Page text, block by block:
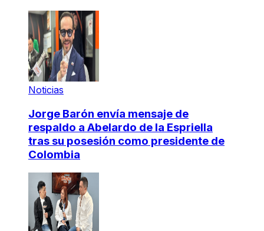
Noticias
Jorge Barón envía mensaje de
respaldo a Abelardo de la Espriella
tras su posesión como presidente de
Colombia